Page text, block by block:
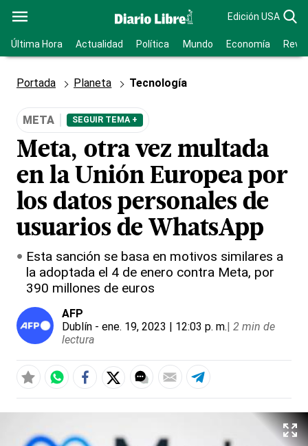
Edición USA
Última Hora Actualidad Política Mundo Economía
Portada Planeta Tecnología
META SEGUIR TEMA +
Meta, otra vez multada
en la Unión Europea por
los datos personales de
usuarios de WhatsApp
Esta sanción se basa en motivos similares a
la adoptada el 4 de enero contra Meta, por
390 millones de euros
AFP
Dublín - ene. 19, 2023 | 12:03 p. m.| 2 min de
lectura